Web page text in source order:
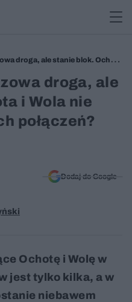
droga, ale stanie blok. Ochota i
droga, ale
i Wola nie
połączeń?
Dodaj do Google
Ochotę i Wolę w
jest tylko kilka, a w
niebawem